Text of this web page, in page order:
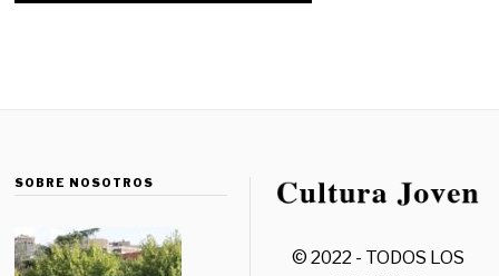
SOBRE NOSOTROS
© 2022 - TODOS LOS